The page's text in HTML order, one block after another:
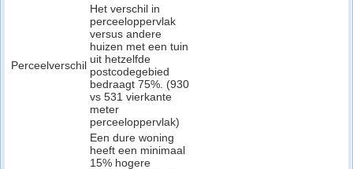
Perceelverschil
Het verschil in
perceeloppervlak
versus andere
huizen met een tuin
uit hetzelfde
postcodegebied
bedraagt 75%. (930
vs 531 vierkante
meter
perceeloppervlak)
Een dure woning
heeft een minimaal
15% hogere